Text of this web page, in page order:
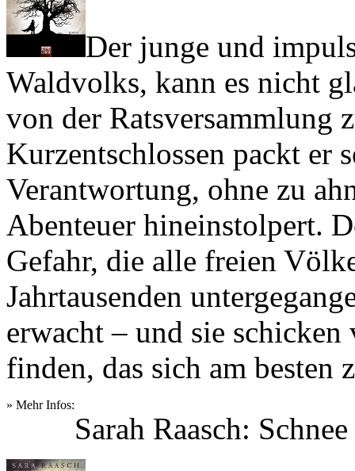
Der junge und
Waldvolks, kann es nicht
von der Ratsversammlung
Kurzentschlossen packt er
Verantwortung, ohne zu
Abenteuer hineinstolpert.
Gefahr, die alle freien
Jahrtausenden
erwacht – und sie
finden, das sich am besten
» Mehr Infos:
Sarah Raasch: